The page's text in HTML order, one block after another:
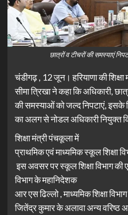
छात्रों व टीचरों की समस्याएं
चंडीगढ़ , 12 जून। हरियाणा की शिक्षा
सीमा त्रिखा ने कहा कि अधिकारी,
की समस्याओं को जल्द निपटाएं, इसके
का अलग से नोडल अधिकारी नियुक्त
शिक्षा मंत्री पंचकूला में
प्राथमिक एवं माध्यमिक स्कूल शिक्षा
इस अवसर पर स्कूल शिक्षा विभाग की
विभाग के महानिदेशक
आर एस ढिल्लो , माध्यमिक शिक्षा
जितेंद्र कुमार के अलावा अन्य वरिष्ठ